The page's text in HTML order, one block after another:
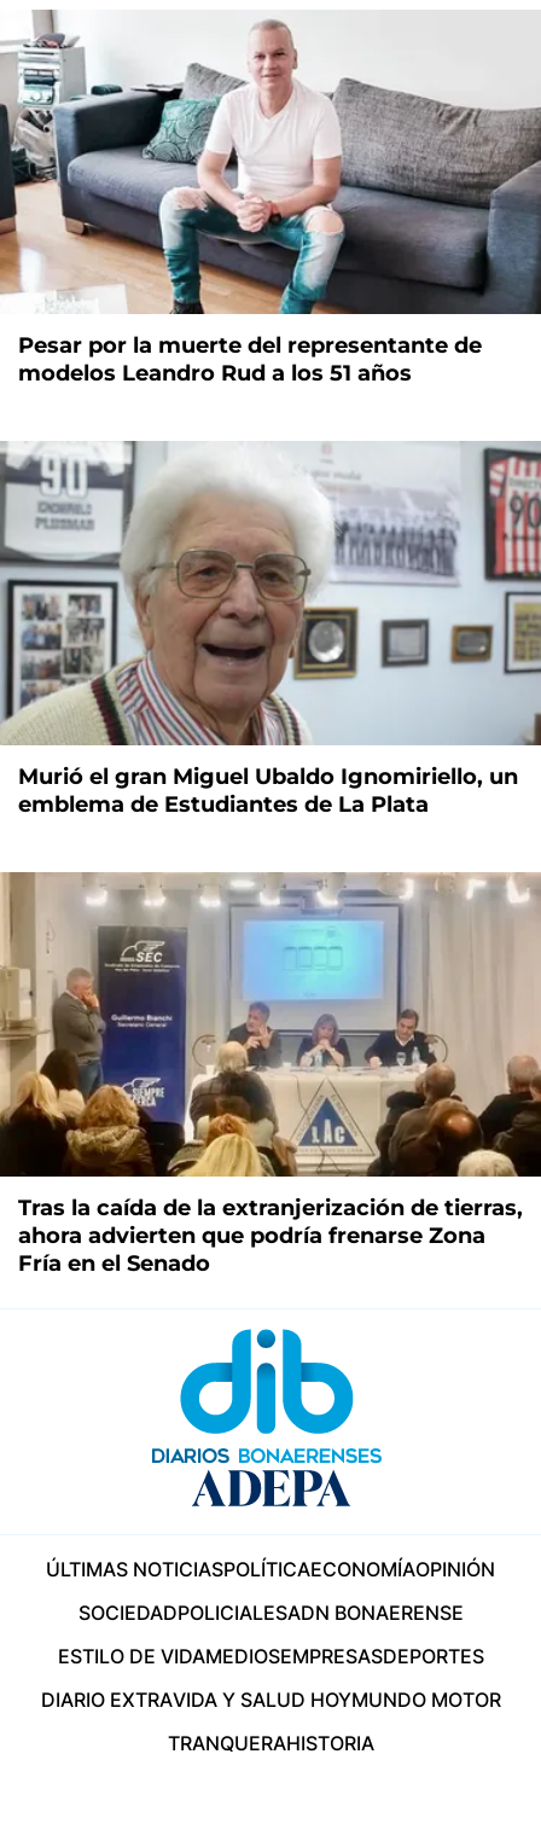
Pesar por la muerte del representante de
modelos Leandro Rud a los 51 años
Murió el gran Miguel Ubaldo Ignomiriello, un
emblema de Estudiantes de La Plata
Tras la caída de la extranjerización de tierras,
ahora advierten que podría frenarse Zona
Fría en el Senado
ÚLTIMAS NOTICIASPOLÍTICAECONOMÍAOPINIÓN
SOCIEDADPOLICIALESADN BONAERENSE
ESTILO DE VIDAMEDIOSEMPRESASDEPORTES
DIARIO EXTRAVIDA Y SALUD HOYMUNDO MOTOR
TRANQUERAHISTORIA